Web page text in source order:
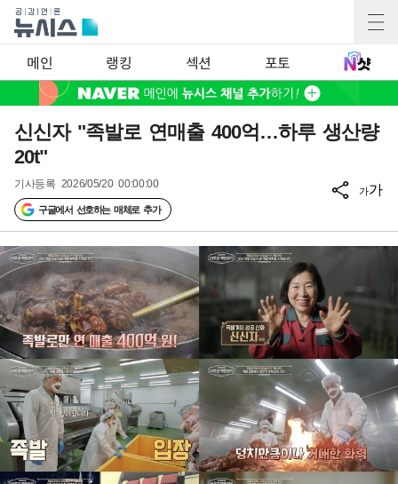
메인 랭킹 섹션 포토
신신자 "족발로 연매출 400억…하루 생산량
20t"
기사등록 2026/05/20 00:00:00
구글에서 선호하는 매체로 추가
가가